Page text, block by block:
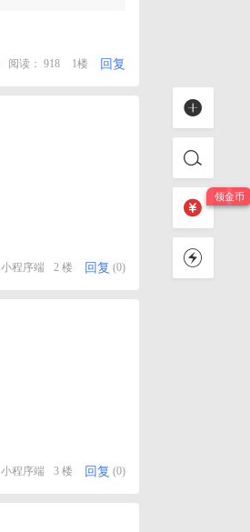
阅读： 918 1楼 回复
小程序端 2 楼 回复 (0)
小程序端 3 楼 回复 (0)